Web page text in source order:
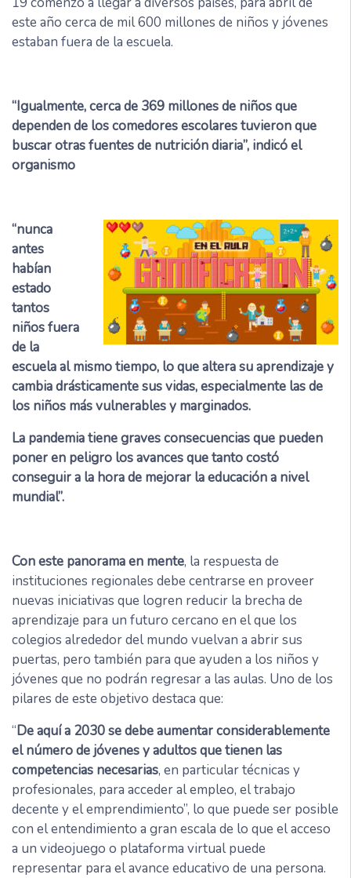
este año cerca de mil 600 millones de niños y jóvenes
estaban fuera de la escuela.
“Igualmente, cerca de 369 millones de niños que
dependen de los comedores escolares tuvieron que
buscar otras fuentes de nutrición diaria”, indicó el
organismo
“nunca
antes
habían
estado
tantos
niños fuera
de la
escuela al mismo tiempo, lo que altera su aprendizaje y
cambia drásticamente sus vidas, especialmente las de
los niños más vulnerables y marginados.
La pandemia tiene graves consecuencias que pueden
poner en peligro los avances que tanto costó
conseguir a la hora de mejorar la educación a nivel
mundial”.
Con este panorama en mente, la respuesta de
instituciones regionales debe centrarse en proveer
nuevas iniciativas que logren reducir la brecha de
aprendizaje para un futuro cercano en el que los
colegios alrededor del mundo vuelvan a abrir sus
puertas, pero también para que ayuden a los niños y
jóvenes que no podrán regresar a las aulas. Uno de los
pilares de este objetivo destaca que:
“De aquí a 2030 se debe aumentar considerablemente
el número de jóvenes y adultos que tienen las
competencias necesarias, en particular técnicas y
profesionales, para acceder al empleo, el trabajo
decente y el emprendimiento”, lo que puede ser posible
con el entendimiento a gran escala de lo que el acceso
a un videojuego o plataforma virtual puede
representar para el avance educativo de una persona.